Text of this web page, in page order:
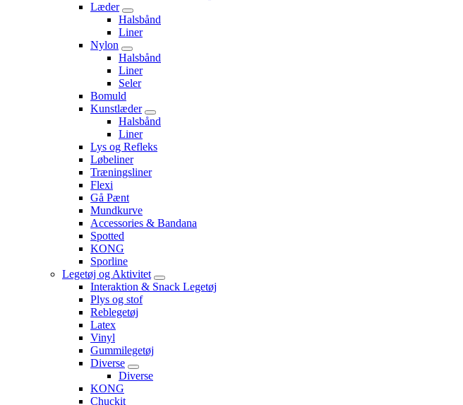
Læder
Halsbånd
Liner
Nylon
Halsbånd
Liner
Seler
Bomuld
Kunstlæder
Halsbånd
Liner
Lys og Refleks
Løbeliner
Træningsliner
Flexi
Gå Pænt
Mundkurve
Accessories & Bandana
Spotted
KONG
Sporline
Legetøj og Aktivitet
Interaktion & Snack Legetøj
Plys og stof
Reblegetøj
Latex
Vinyl
Gummilegetøj
Diverse
Diverse
KONG
Chuckit